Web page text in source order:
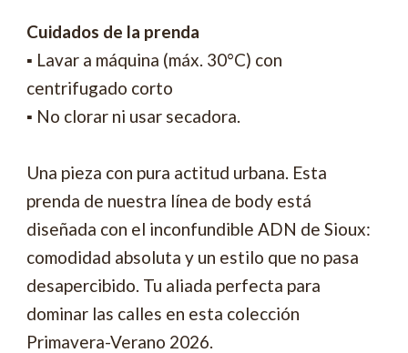
Cuidados de la prenda
▪ Lavar a máquina (máx. 30°C) con
centrifugado corto
▪ No clorar ni usar secadora.
Una pieza con pura actitud urbana. Esta
prenda de nuestra línea de body está
diseñada con el inconfundible ADN de Sioux:
comodidad absoluta y un estilo que no pasa
desapercibido. Tu aliada perfecta para
dominar las calles en esta colección
Primavera-Verano 2026.